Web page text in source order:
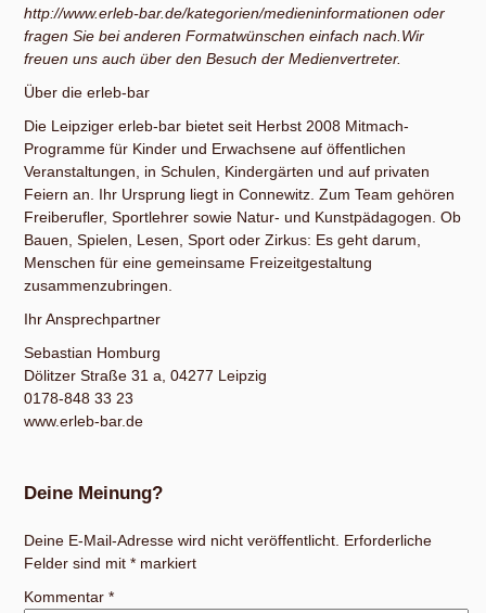
http://www.erleb-bar.de/kategorien/medieninformationen oder
fragen Sie bei anderen Formatwünschen einfach nach.Wir
freuen uns auch über den Besuch der Medienvertreter.
Über die erleb-bar
Die Leipziger erleb-bar bietet seit Herbst 2008 Mitmach-
Programme für Kinder und Erwachsene auf öffentlichen
Veranstaltungen, in Schulen, Kindergärten und auf privaten
Feiern an. Ihr Ursprung liegt in Connewitz. Zum Team gehören
Freiberufler, Sportlehrer sowie Natur- und Kunstpädagogen. Ob
Bauen, Spielen, Lesen, Sport oder Zirkus: Es geht darum,
Menschen für eine gemeinsame Freizeitgestaltung
zusammenzubringen.
Ihr Ansprechpartner
Sebastian Homburg
Dölitzer Straße 31 a, 04277 Leipzig
0178-848 33 23
www.erleb-bar.de
Deine Meinung?
Deine E-Mail-Adresse wird nicht veröffentlicht. Erforderliche
Felder sind mit* markiert
Kommentar*